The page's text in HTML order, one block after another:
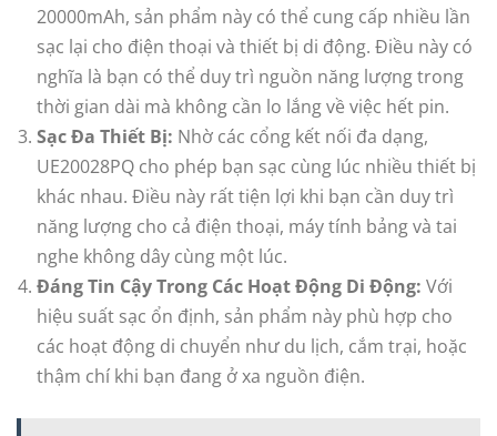
20000mAh, sản phẩm này có thể cung cấp nhiều lần
sạc lại cho điện thoại và thiết bị di động. Điều này có
nghĩa là bạn có thể duy trì nguồn năng lượng trong
thời gian dài mà không cần lo lắng về việc hết pin.
Sạc Đa Thiết Bị: Nhờ các cổng kết nối đa dạng,
UE20028PQ cho phép bạn sạc cùng lúc nhiều thiết bị
khác nhau. Điều này rất tiện lợi khi bạn cần duy trì
năng lượng cho cả điện thoại, máy tính bảng và tai
nghe không dây cùng một lúc.
Đáng Tin Cậy Trong Các Hoạt Động Di Động: Với
hiệu suất sạc ổn định, sản phẩm này phù hợp cho
các hoạt động di chuyển như du lịch, cắm trại, hoặc
thậm chí khi bạn đang ở xa nguồn điện.